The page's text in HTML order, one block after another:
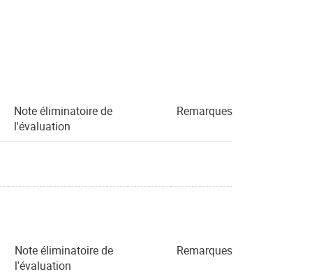
Note éliminatoire de
l'évaluation
Remarques
Note éliminatoire de
l'évaluation
Remarques